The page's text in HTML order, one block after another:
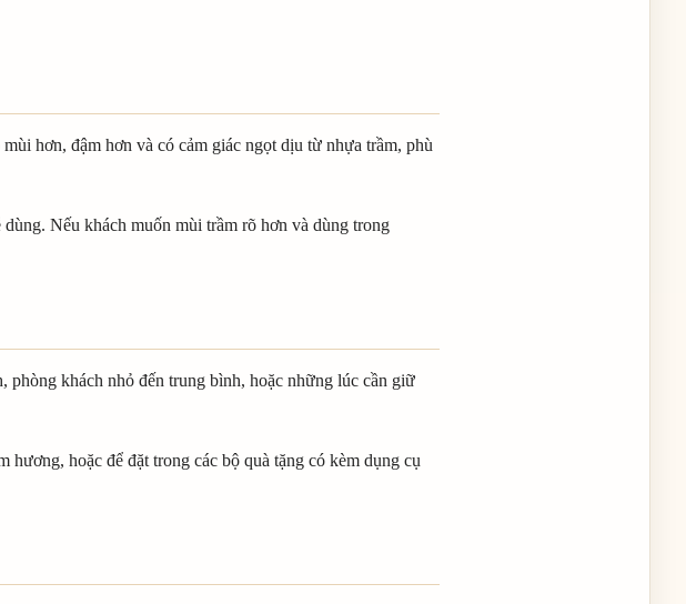
hơn, đậm hơn và có cảm giác ngọt dịu từ nhựa trầm, phù
Nếu khách muốn mùi trầm rõ hơn và dùng trong
phòng khách nhỏ đến trung bình, hoặc những lúc cần giữ
hoặc để đặt trong các bộ quà tặng có kèm dụng cụ